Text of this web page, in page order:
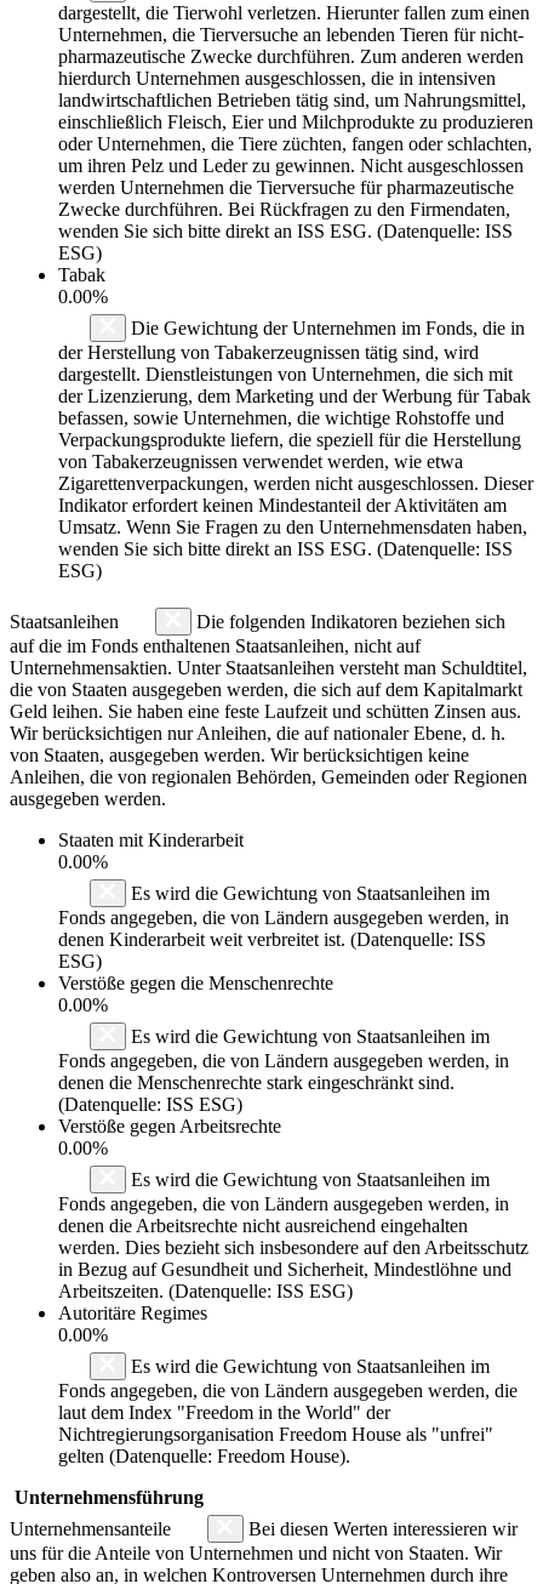
dargestellt, die Tierwohl verletzen. Hierunter fallen zum einen
Unternehmen, die Tierversuche an lebenden Tieren für nicht-
pharmazeutische Zwecke durchführen. Zum anderen werden
hierdurch Unternehmen ausgeschlossen, die in intensiven
landwirtschaftlichen Betrieben tätig sind, um Nahrungsmittel,
einschließlich Fleisch, Eier und Milchprodukte zu produzieren
oder Unternehmen, die Tiere züchten, fangen oder schlachten,
um ihren Pelz und Leder zu gewinnen. Nicht ausgeschlossen
werden Unternehmen die Tierversuche für pharmazeutische
Zwecke durchführen. Bei Rückfragen zu den Firmendaten,
wenden Sie sich bitte direkt an ISS ESG. (Datenquelle: ISS
ESG)
Tabak
0.00%
Die Gewichtung der Unternehmen im Fonds, die in
der Herstellung von Tabakerzeugnissen tätig sind, wird
dargestellt. Dienstleistungen von Unternehmen, die sich mit
der Lizenzierung, dem Marketing und der Werbung für Tabak
befassen, sowie Unternehmen, die wichtige Rohstoffe und
Verpackungsprodukte liefern, die speziell für die Herstellung
von Tabakerzeugnissen verwendet werden, wie etwa
Zigarettenverpackungen, werden nicht ausgeschlossen. Dieser
Indikator erfordert keinen Mindestanteil der Aktivitäten am
Umsatz. Wenn Sie Fragen zu den Unternehmensdaten haben,
wenden Sie sich bitte direkt an ISS ESG. (Datenquelle: ISS
ESG)
Staatsanleihen
Die folgenden Indikatoren beziehen sich
auf die im Fonds enthaltenen Staatsanleihen, nicht auf
Unternehmensaktien. Unter Staatsanleihen versteht man Schuldtitel,
die von Staaten ausgegeben werden, die sich auf dem Kapitalmarkt
Geld leihen. Sie haben eine feste Laufzeit und schütten Zinsen aus.
Wir berücksichtigen nur Anleihen, die auf nationaler Ebene, d. h.
von Staaten, ausgegeben werden. Wir berücksichtigen keine
Anleihen, die von regionalen Behörden, Gemeinden oder Regionen
ausgegeben werden.
Staaten mit Kinderarbeit
0.00%
Es wird die Gewichtung von Staatsanleihen im
Fonds angegeben, die von Ländern ausgegeben werden, in
denen Kinderarbeit weit verbreitet ist. (Datenquelle: ISS
ESG)
Verstöße gegen die Menschenrechte
0.00%
Es wird die Gewichtung von Staatsanleihen im
Fonds angegeben, die von Ländern ausgegeben werden, in
denen die Menschenrechte stark eingeschränkt sind.
(Datenquelle: ISS ESG)
Verstöße gegen Arbeitsrechte
0.00%
Es wird die Gewichtung von Staatsanleihen im
Fonds angegeben, die von Ländern ausgegeben werden, in
denen die Arbeitsrechte nicht ausreichend eingehalten
werden. Dies bezieht sich insbesondere auf den Arbeitsschutz
in Bezug auf Gesundheit und Sicherheit, Mindestlöhne und
Arbeitszeiten. (Datenquelle: ISS ESG)
Autoritäre Regimes
0.00%
Es wird die Gewichtung von Staatsanleihen im
Fonds angegeben, die von Ländern ausgegeben werden, die
laut dem Index "Freedom in the World" der
Nichtregierungsorganisation Freedom House als "unfrei"
gelten (Datenquelle: Freedom House).
Unternehmensführung
Unternehmensanteile
Bei diesen Werten interessieren wir
uns für die Anteile von Unternehmen und nicht von Staaten. Wir
geben also an, in welchen Kontroversen Unternehmen durch ihre